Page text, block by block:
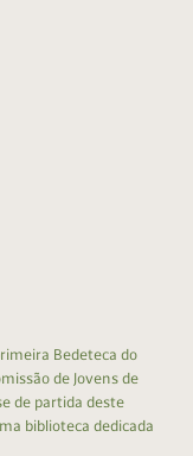
Bedeteca do
de Jovens de
de partida deste
biblioteca dedicada